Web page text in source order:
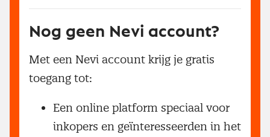
Nog geen Nevi account?
Met een Nevi account krijg je gratis
toegang tot:
Een online platform speciaal voor
inkopers en geïnteresseerden in het